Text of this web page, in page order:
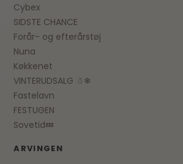
Cybex
SIDSTE CHANCE
Forår- og efterårstøj
Nuna
Køkkenet
VINTERUDSALG ☃❄
Fastelavn
FESTUGEN
Sovetid💤
ARVINGEN